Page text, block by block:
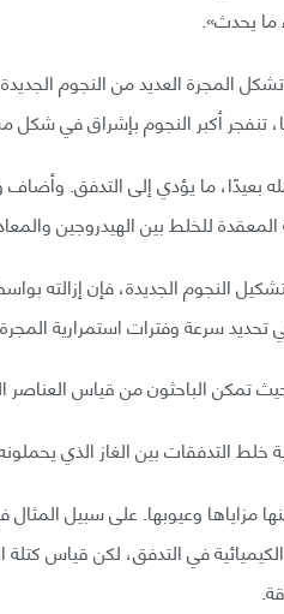
ما يحدث».
المجرة العديد من النجوم
بعيدًا، ما يؤدي إلى التدفق. وأضاف
المعقدة للخلط بين الهيدروجين
النجوم الجديدة، فإن إزالته
تحديد سرعة وفترات استمرارية
التدفقات بين الغاز الذي
مزاياها وعيوبها. على سبيل
في التدفق، لكن قياس